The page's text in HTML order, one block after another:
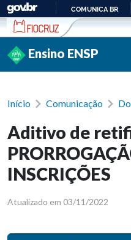
Ir para conteúdo COMUNICA BR
Ensino ENSP
Início Comunicação
Aditivo de
INSCRIÇÕES
Atualizado em 03/11/2022